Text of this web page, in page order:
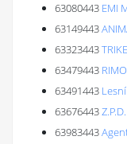
63080443 EMI
63149443
63323443
63479443
63491443
63676443
63983443